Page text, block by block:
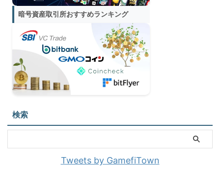
暗号資産取引所おすすめランキング
検索
Tweets by GamefiTown